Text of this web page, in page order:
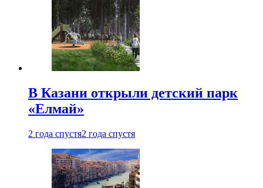
В Казани открыли детский парк
«Елмай»
2 года спустя2 года спустя